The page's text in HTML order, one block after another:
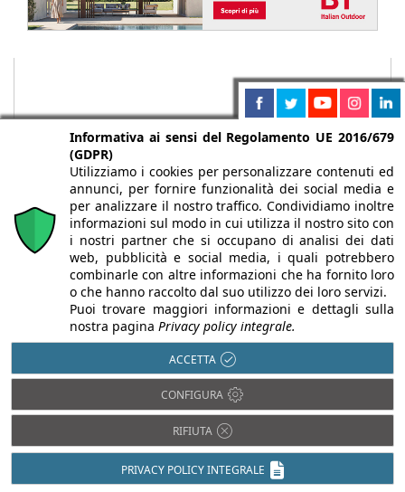
Chi siamo Autori Per la tua pubblicità
Iscriviti alla
newsletter
Infobuild è testata registrata presso il Tribunale di Milano al n° 63
dell’8/3/2013 - ISSN 2282-2267
© 2000-2026 Infoweb srl - P.IVA 13155920153 - Tutti i diritti
riservati |Privacy
Informativa ai sensi del Regolamento UE 2016/679
(GDPR)
Utilizziamo i cookies per personalizzare contenuti ed
annunci, per fornire funzionalità dei social media e
per analizzare il nostro traffico. Condividiamo inoltre
informazioni sul modo in cui utilizza il nostro sito con
i nostri partner che si occupano di analisi dei dati
web, pubblicità e social media, i quali potrebbero
combinarle con altre informazioni che ha fornito loro
o che hanno raccolto dal suo utilizzo dei loro servizi.
Puoi trovare maggiori informazioni e dettagli sulla
nostra pagina Privacy policy integrale.
ACCETTA
CONFIGURA
RIFIUTA
PRIVACY POLICY INTEGRALE